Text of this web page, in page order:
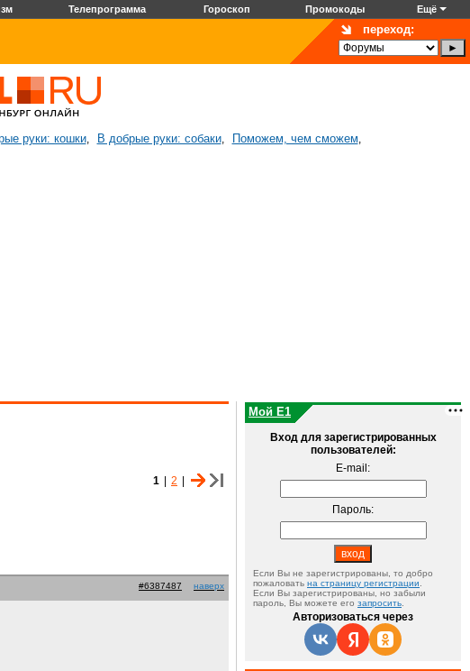
Телепрограмма Гороскоп Промокоды Ещё
переход:
руки: кошки, В добрые руки: собаки, Поможем, чем сможем,
1 2
#6387487 наверх
Мой E1
Вход для зарегистрированных
пользователей:
E-mail:
Пароль:
Если Вы не зарегистрированы, то добро
пожаловать на страницу регистрации
Если Вы зарегистрированы, но забыли
пароль, Вы можете его запросить
Авторизоваться через